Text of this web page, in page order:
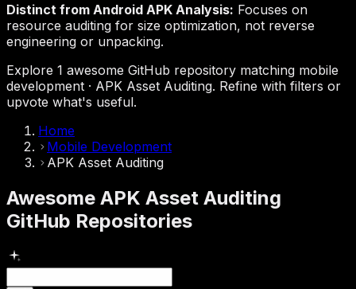
Distinct from Android APK Analysis: Focuses on
resource auditing for size optimization, not reverse
engineering or unpacking.
Explore 1 awesome GitHub repository matching mobile
development · APK Asset Auditing. Refine with filters or
upvote what's useful.
Home
Mobile Development
APK Asset Auditing
Awesome APK Asset Auditing
GitHub Repositories